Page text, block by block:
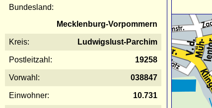
Bundesland:
Mecklenburg-Vorpommern
Kreis: Ludwigslust-Parchim
Postleitzahl: 19258
Vorwahl: 038847
Einwohner: 10.731